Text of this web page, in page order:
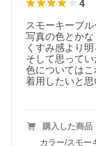
4
スモーキーブ
写真の色とかな
くすみ感より
そして思ってい
色については
着用したいと思
購入した商品
カラー/スモー